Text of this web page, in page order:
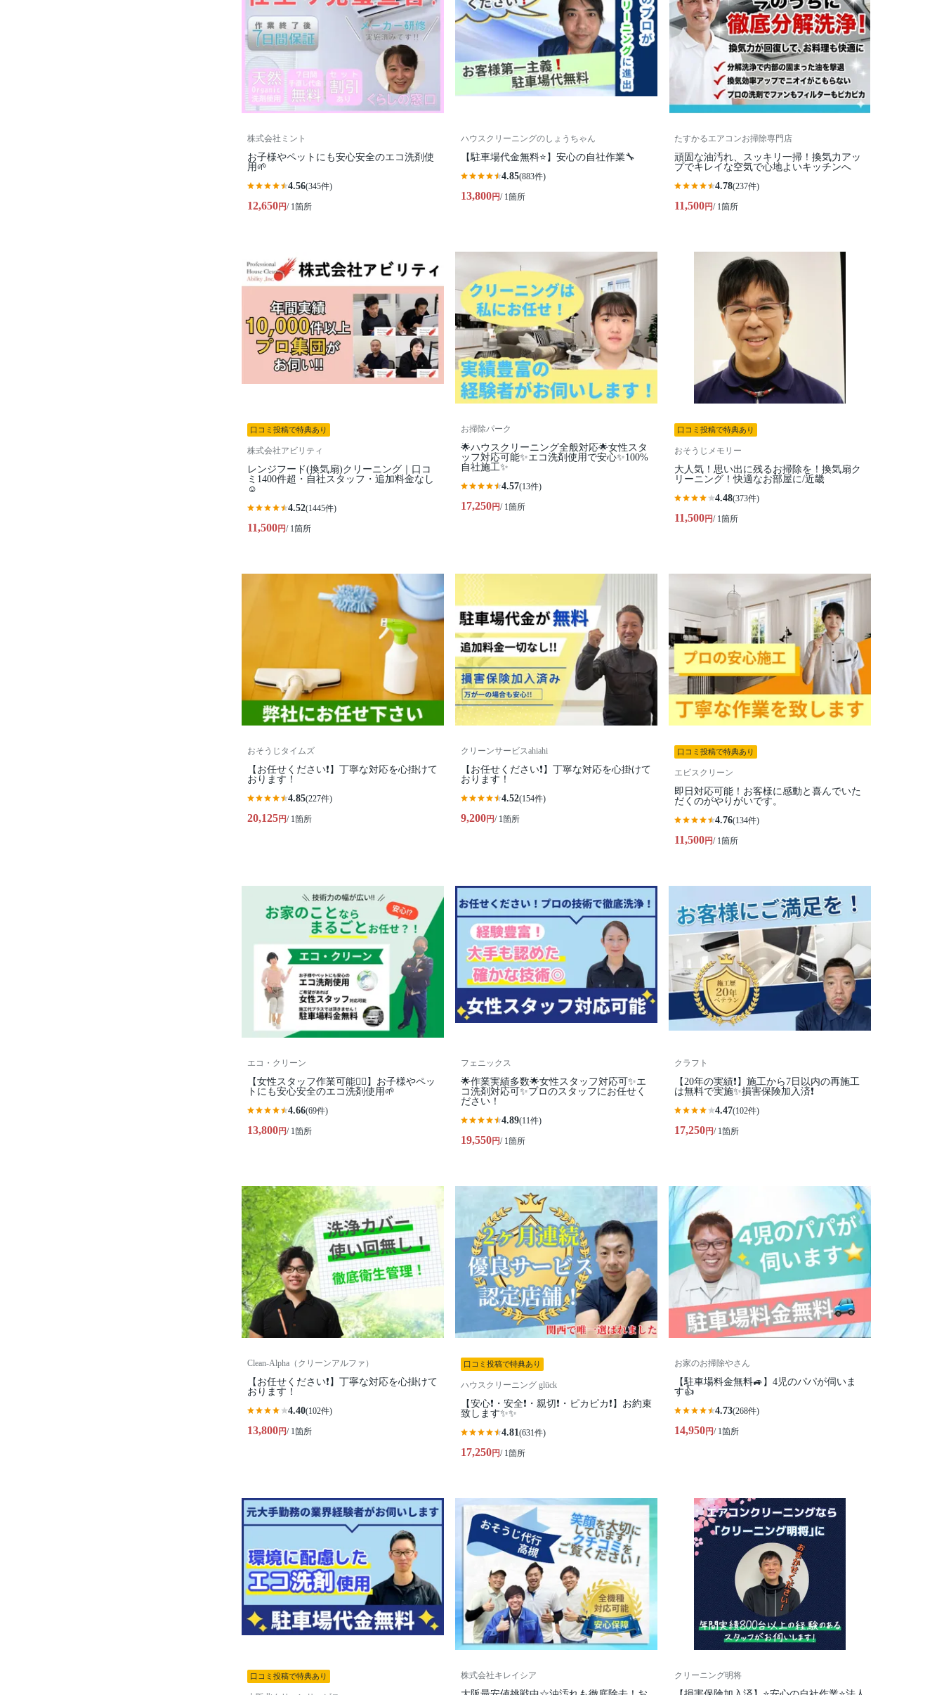
株式会社ミント
お子様やペットにも安心安全のエコ洗剤使
用🌱
4.56(345件)
12,650円/ 1箇所
ハウスクリーニングのしょうちゃん
【駐車場代金無料⭐️】安心の自社作業🔧
4.85(883件)
13,800円/ 1箇所
たすかるエアコンお掃除専門店
頑固な油汚れ、スッキリ一掃！換気力アッ
プでキレイな空気で心地よいキッチンへ
4.78(237件)
11,500円/ 1箇所
口コミ投稿で特典あり
株式会社アビリティ
レンジフード(換気扇)クリーニング｜口コ
ミ1400件超・自社スタッフ・追加料金なし
☺️
4.52(1445件)
11,500円/ 1箇所
お掃除パーク
🌟ハウスクリーニング全般対応🌟女性スタ
ッフ対応可能✨エコ洗剤使用で安心✨100%
自社施工✨
4.57(13件)
17,250円/ 1箇所
口コミ投稿で特典あり
おそうじメモリー
大人気！思い出に残るお掃除を！換気扇ク
リーニング！快適なお部屋に/近畿
4.48(373件)
11,500円/ 1箇所
おそうじタイムズ
【お任せください❗️】丁寧な対応を心掛けて
おります！
4.85(227件)
20,125円/ 1箇所
クリーンサービスahiahi
【お任せください❗️】丁寧な対応を心掛けて
おります！
4.52(154件)
9,200円/ 1箇所
口コミ投稿で特典あり
エビスクリーン
即日対応可能！お客様に感動と喜んでいた
だくのがやりがいです。
4.76(134件)
11,500円/ 1箇所
エコ・クリーン
【女性スタッフ作業可能🙆‍♀️】お子様やペッ
トにも安心安全のエコ洗剤使用🌱
4.66(69件)
13,800円/ 1箇所
フェニックス
🌟作業実績多数🌟女性スタッフ対応可✨エ
コ洗剤対応可✨プロのスタッフにお任せく
ださい！
4.89(11件)
19,550円/ 1箇所
クラフト
【20年の実績❗️】施工から7日以内の再施工
は無料で実施✨損害保険加入済❗️
4.47(102件)
17,250円/ 1箇所
Clean-Alpha（クリーンアルファ）
【お任せください❗️】丁寧な対応を心掛けて
おります！
4.40(102件)
13,800円/ 1箇所
口コミ投稿で特典あり
ハウスクリーニング glück
【安心❗️・安全❗️・親切❗️・ピカピカ❗️】お約束
致します✨✨
4.81(631件)
17,250円/ 1箇所
お家のお掃除やさん
【駐車場料金無料🚙】4児のパパが伺いま
す👍
4.73(268件)
14,950円/ 1箇所
口コミ投稿で特典あり 株式会社キレイシア クリーニング明将